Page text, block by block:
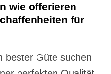
wie offerieren
für
bester Güte suchen